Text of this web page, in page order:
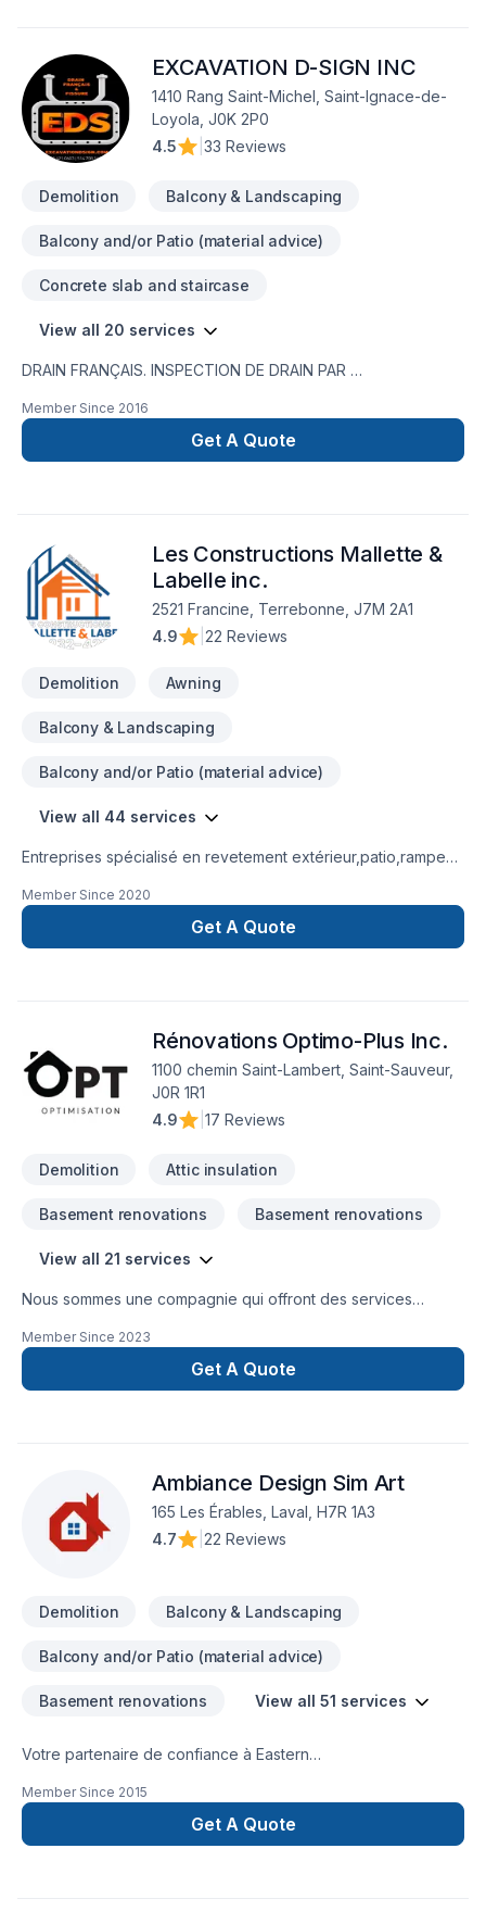
résultats au-delà de vos attentes. Transformons ensemble
vos idées en réalité. Contactez-nous dès maintenant. Groupe
IS inc. '' Une expertise de plus de 30 ans en réalisation
d'ouvrages de maçonnerie et de béton.''
EXCAVATION D-SIGN INC
1410 Rang Saint-Michel, Saint-Ignace-de-
Loyola, J0K 2P0
4.5
33 Reviews
Demolition Balcony & Landscaping
Balcony and/or Patio (material advice)
Concrete slab and staircase
View all 20 services
DRAIN FRANÇAIS. INSPECTION DE DRAIN PAR
FONDATION,MEMBRANE ÉLASTOMÈRE,MEMBRANE
DELTA,MARGELLE,CHEMINÉE DE NETTOYAGE,DRAIN
SANITAIRE,LIGNE A EAU NOUVEAU SERVICE EN 2023 ;
CONSTRUCTION ,FOSSÉ,DÉMOLITION PISCINE CREUSER ET
MAISON,.TERRASSEMENT ,PAVÉ UNI,
Member Since 2016
Get A Quote
Les Constructions Mallette &
Labelle inc.
2521 Francine, Terrebonne, J7M 2A1
4.9
22 Reviews
Demolition Awning
Balcony & Landscaping
Balcony and/or Patio (material advice)
View all 44 services
Entreprises spécialisé en revetement extérieur,patio,rampe
Member Since 2020
Get A Quote
Rénovations Optimo-Plus Inc.
1100 chemin Saint-Lambert, Saint-Sauveur,
J0R 1R1
4.9
17 Reviews
Demolition Attic insulation
Basement renovations Basement renovations
View all 21 services
Nous sommes une compagnie qui offront des services
comfort pour votre maison.
Member Since 2023
Get A Quote
Ambiance Design Sim Art
165 Les Érables, Laval, H7R 1A3
4.7
22 Reviews
Demolition Balcony & Landscaping
Balcony and/or Patio (material advice)
Basement renovations View all 51 services
Votre partenaire de confiance à Eastern
Ambiance Design Sim Art, spécialiste de Arbres et haies,
Béton, Calfeutrage, Carrelage, Crépis, Cuisine, Démolition,
Drain français, Excavation, Excavation intérieur, Fissures,
Member Since 2015
Get A Quote